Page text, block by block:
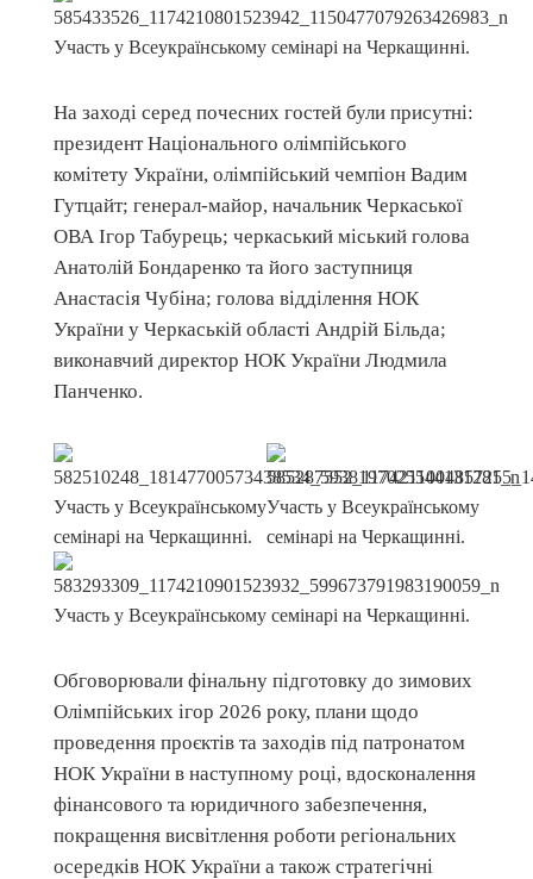
На заході серед почесних гостей були присутні:
президент Національного олімпійського
комітету України, олімпійський чемпіон Вадим
Гутцайт; генерал-майор, начальник Черкаської
ОВА Ігор Табурець; черкаський міський голова
Анатолій Бондаренко та його заступниця
Анастасія Чубіна; голова відділення НОК
України у Черкаській області Андрій Більда;
виконавчий директор НОК України Людмила
Панченко.
Обговорювали фінальну підготовку до зимових
Олімпійських ігор 2026 року, плани щодо
проведення проєктів та заходів під патронатом
НОК України в наступному році, вдосконалення
фінансового та юридичного забезпечення,
покращення висвітлення роботи регіональних
осередків НОК України а також стратегічні